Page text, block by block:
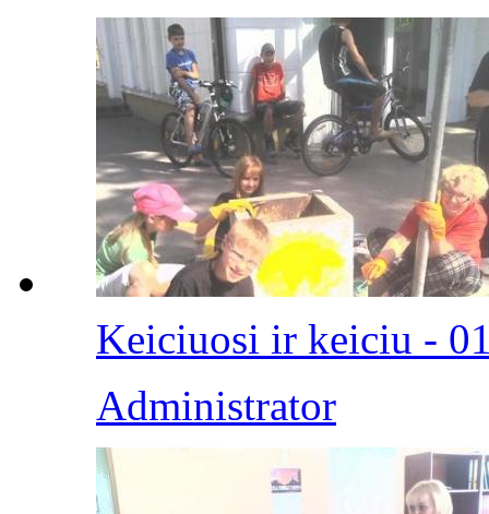
Keiciuosi ir keiciu -
Administrator